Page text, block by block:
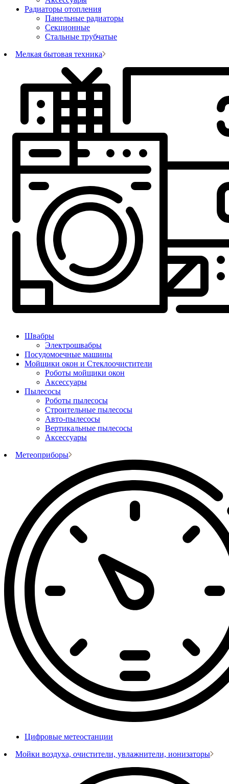
Радиаторы отопления
Панельные радиаторы
Секционные
Стальные трубчатые
Мелкая бытовая техника
Швабры
Электрошвабры
Посудомоечные машины
Мойщики окон и Стеклоочистители
Роботы мойщики окон
Аксессуары
Пылесосы
Роботы пылесосы
Строительные пылесосы
Авто-пылесосы
Вертикальные пылесосы
Аксессуары
Метеоприборы
Цифровые метеостанции
Мойки воздуха, очистители, увлажнители, ионизаторы